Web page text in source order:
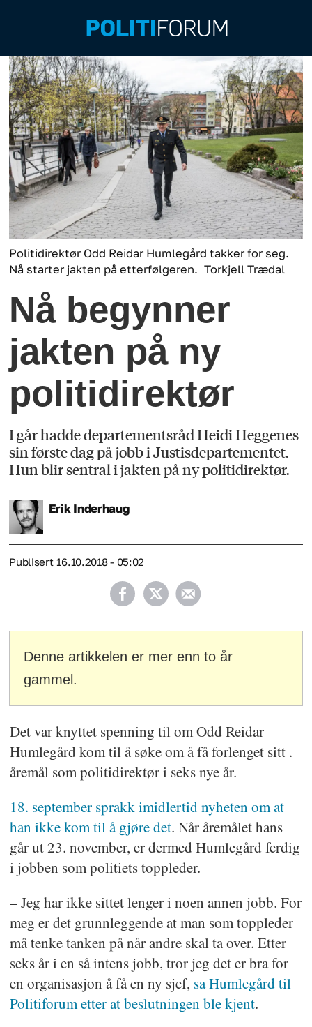
Politidirektør Odd Reidar Humlegård takker for seg.
Nå starter jakten på etterfølgeren. Torkjell Trædal
Nå begynner
jakten på ny
politidirektør
I går hadde departementsråd Heidi Heggenes
sin første dag på jobb i Justisdepartementet.
Hun blir sentral i jakten på ny politidirektør.
Erik Inderhaug
Publisert 16.10.2018 - 05:02
Denne artikkelen er mer enn to år
gammel.
Det var knyttet spenning til om Odd Reidar
Humlegård kom til å søke om å få forlenget sitt .
åremål som politidirektør i seks nye år.
18. september sprakk imidlertid nyheten om at
han ikke kom til å gjøre det. Når åremålet hans
går ut 23. november, er dermed Humlegård ferdig
i jobben som politiets toppleder.
– Jeg har ikke sittet lenger i noen annen jobb. For
meg er det grunnleggende at man som toppleder
må tenke tanken på når andre skal ta over. Etter
seks år i en så intens jobb, tror jeg det er bra for
en organisasjon å få en ny sjef, sa Humlegård til
Politiforum etter at beslutningen ble kjent.